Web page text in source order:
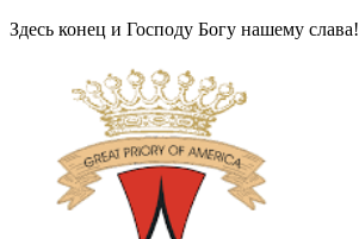
Здесь конец и Господу Богу нашему слава!